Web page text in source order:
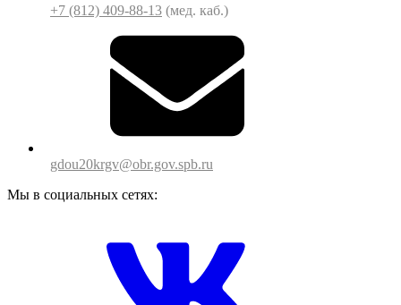
+7 (812) 409-88-13 (мед. каб.)
gdou20krgv@obr.gov.spb.ru
Мы в социальных сетях: